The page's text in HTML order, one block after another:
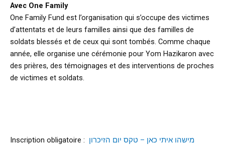
Avec One Family
One Family Fund est l’organisation qui s’occupe des victimes
d’attentats et de leurs familles ainsi que des familles de
soldats blessés et de ceux qui sont tombés. Comme chaque
année, elle organise une cérémonie pour Yom Hazikaron avec
des prières, des témoignages et des interventions de proches
de victimes et soldats.
Inscription obligatoire : מישהו איתי כאן – טקס יום הזיכרון